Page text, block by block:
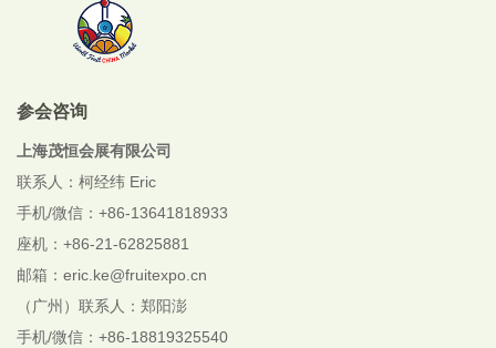
参会咨询
上海茂恒会展有限公司
联系人：柯经纬 Eric
手机/微信：+86-13641818933
座机：+86-21-62825881
邮箱：eric.ke@fruitexpo.cn
（广州）联系人：郑阳澎
手机/微信：+86-18819325540